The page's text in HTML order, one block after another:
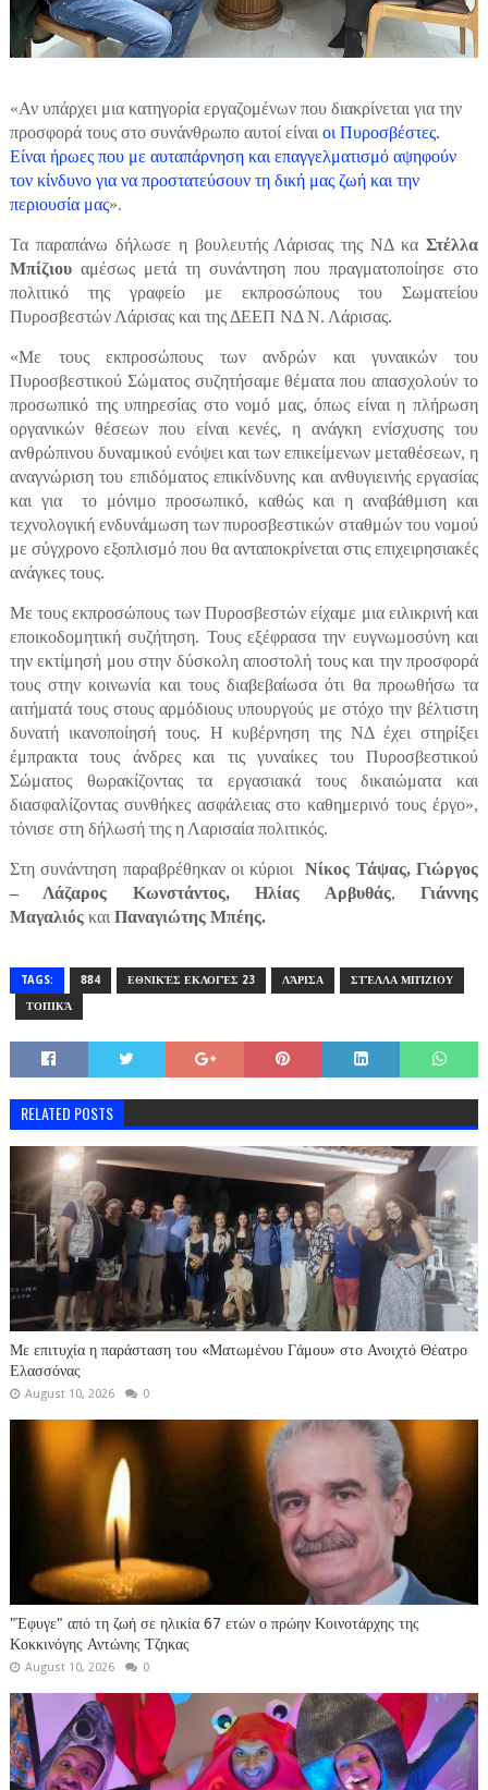
«Αν υπάρχει μια κατηγορία εργαζομένων που διακρίνεται για την
προσφορά τους στο συνάνθρωπο αυτοί είναι οι Πυροσβέστες.
Είναι ήρωες που με αυταπάρνηση και επαγγελματισμό αψηφούν
τον κίνδυνο για να προστατεύσουν τη δική μας ζωή και την
περιουσία μας».
Τα παραπάνω δήλωσε η βουλευτής Λάρισας της ΝΔ καΣτέλλα
Μπίζιουαμέσως μετά τη συνάντηση που πραγματοποίησε στο
πολιτικό της γραφείο με εκπροσώπους του Σωματείου
Πυροσβεστών Λάρισας και της ΔΕΕΠ ΝΔ Ν. Λάρισας.
«Με τους εκπροσώπους των ανδρών και γυναικών του
Πυροσβεστικού Σώματος συζητήσαμε θέματα που απασχολούν το
προσωπικό της υπηρεσίας στο νομό μας, όπως είναι η πλήρωση
οργανικών θέσεων που είναι κενές, η ανάγκη ενίσχυσης του
ανθρώπινου δυναμικού ενόψει και των επικείμενων μεταθέσεων, η
αναγνώριση του επιδόματος επικίνδυνης και ανθυγιεινής εργασίας
και για το μόνιμο προσωπικό, καθώς και η αναβάθμιση και
τεχνολογική ενδυνάμωση των πυροσβεστικών σταθμών του νομού
με σύγχρονο εξοπλισμό που θα ανταποκρίνεται στις επιχειρησιακές
ανάγκες τους.
Με τους εκπροσώπους των Πυροσβεστών είχαμε μια ειλικρινή και
εποικοδομητική συζήτηση. Τους εξέφρασα την ευγνωμοσύνη και
την εκτίμησή μου στην δύσκολη αποστολή τους και την προσφορά
τους στην κοινωνία και τους διαβεβαίωσα ότι θα προωθήσω τα
αιτήματά τους στους αρμόδιους υπουργούς με στόχο την βέλτιστη
δυνατή ικανοποίησή τους. Η κυβέρνηση της ΝΔ έχει στηρίξει
έμπρακτα τους άνδρες και τις γυναίκες του Πυροσβεστικού
Σώματος θωρακίζοντας τα εργασιακά τους δικαιώματα και
διασφαλίζοντας συνθήκες ασφάλειας στο καθημερινό τους έργο»,
τόνισε στη δήλωσή της η Λαρισαία πολιτικός.
Στη συνάντηση παραβρέθηκαν οι κύριοιΝίκος Τάψας, Γιώργος
– Λάζαρος Κωνστάντος, Ηλίας Αρβυθάς,Γιάννης
Μαγαλιός και Παναγιώτης Μπέης.
TAGS: 884 ΕΘΝΙΚΈΣ ΕΚΛΟΓΈΣ 23 ΛΆΡΙΣΑ ΣΤΈΛΛΑ ΜΠΊΖΙΟΥ
ΤΟΠΙΚΆ
RELATED POSTS
Με επιτυχία η παράσταση του «Ματωμένου Γάμου» στο Ανοιχτό Θέατρο
Ελασσόνας
August 10, 2026 0
"Έφυγε" από τη ζωή σε ηλικία 67 ετών ο πρώην Κοινοτάρχης της
Κοκκινόγης Αντώνης Τζηκας
August 10, 2026 0